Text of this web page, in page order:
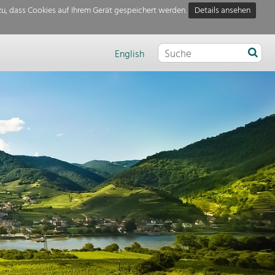
dass Cookies auf Ihrem Gerät gespeichert werden.
Details ansehen
English